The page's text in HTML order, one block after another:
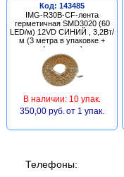
Код: 143485
IMG-R30B-CF-лента
герметичная SMD3020 (60
LED/м) 12VD СИНИЙ , 3,2Вт/
м (3 метра в упаковке +
фурнитура)
В наличии: 10 упак.
350,00 руб. от 1 упак.
Телефоны: